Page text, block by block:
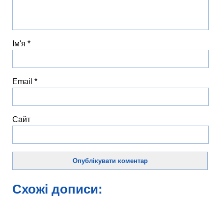
Ім'я *
Email *
Сайт
Схожі дописи: